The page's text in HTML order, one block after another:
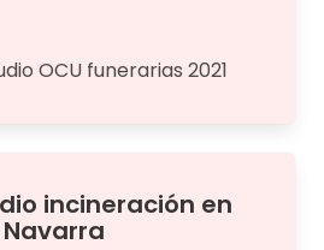
OCU funerarias 2021
incineración en
Navarra